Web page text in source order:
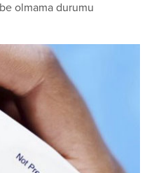
olmama durumu